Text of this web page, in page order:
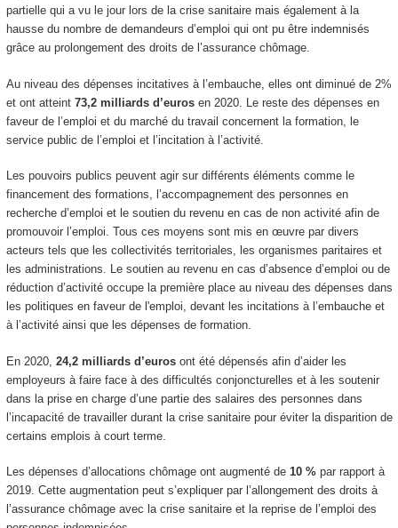
partielle qui a vu le jour lors de la crise sanitaire mais également à la
hausse du nombre de demandeurs d’emploi qui ont pu être indemnisés
grâce au prolongement des droits de l’assurance chômage.
Au niveau des dépenses incitatives à l’embauche, elles ont diminué de 2%
et ont atteint 73,2 milliards d’eurosen 2020. Le reste des dépenses en
faveur de l’emploi et du marché du travail concernent la formation, le
service public de l’emploi et l’incitation à l’activité.
Les pouvoirs publics peuvent agir sur différents éléments comme le
financement des formations, l’accompagnement des personnes en
recherche d’emploi et le soutien du revenu en cas de non activité afin de
promouvoir l’emploi. Tous ces moyens sont mis en œuvre par divers
acteurs tels que les collectivités territoriales, les organismes paritaires et
les administrations. Le soutien au revenu en cas d’absence d’emploi ou de
réduction d’activité occupe la première place au niveau des dépenses dans
les politiques en faveur de l'emploi, devant les incitations à l’embauche et
à l’activité ainsi que les dépenses de formation.
En 2020, 24,2 milliards d’eurosont été dépensés afin d’aider les
employeurs à faire face à des difficultés conjoncturelles et à les soutenir
dans la prise en charge d’une partie des salaires des personnes dans
l’incapacité de travailler durant la crise sanitaire pour éviter la disparition de
certains emplois à court terme.
Les dépenses d’allocations chômage ont augmenté de 10 %par rapport à
2019. Cette augmentation peut s’expliquer par l’allongement des droits à
l’assurance chômage avec la crise sanitaire et la reprise de l’emploi des